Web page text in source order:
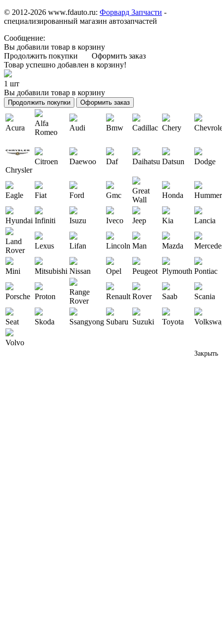
© 2012-2026 www.fdauto.ru: Форвард Запчасти -
специализированный магазин автозапчастей
Сообщение:
Вы добавили товар в корзину
Продолжить покупки
Оформить заказ
Товар успешно добавлен в корзину!
1 шт
Вы добавили товар в корзину
Продолжить покупки Оформить заказ
Acura
Alfa
Romeo
Audi Bmw Cadillac Chery
Chrysler
Citroen Daewoo Daf Daihatsu Datsun Dodge
Eagle Fiat Ford Gmc
Great
Wall
Honda Hummer
Hyundai Infiniti Isuzu Iveco Jeep Kia Lancia
Land
Rover
Lexus Lifan Lincoln Man Mazda
Mini Mitsubishi Nissan Opel Peugeot Plymouth Pontiac
Porsche Proton
Range
Rover
Renault Rover Saab Scania
Seat Skoda Ssangyong Subaru Suzuki Toyota
Volvo
Закрыть